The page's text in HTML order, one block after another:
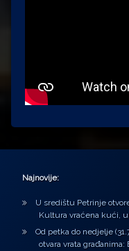
Najnovije:
U središtu Petrinje
Kultura vraćena kući, u
Od petka do nedjelje
otvara vrata